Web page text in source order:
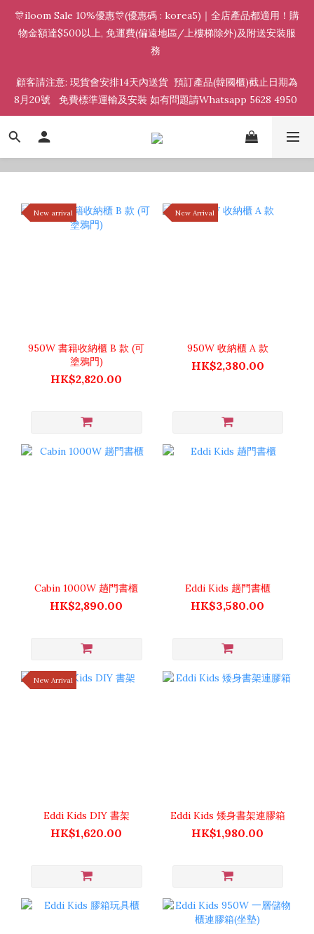
🎊iloom Sale 10%優惠🎊(優惠碼 : korea5)｜全店產品都適用！購
物金額達$500以上, 免運費(偏遠地區/上樓梯除外)及附送安裝服
務
顧客請注意: 現貨會安排14天內送貨  預訂產品(韓國櫃)截止日期為
8月20號   免費標準運輸及安裝 如有問題請Whatsapp 5628 4950
Multi Storage Cabinet
New arrival
950W 書籍收納櫃 B 款 (可
塗鴉門)
HK$2,820.00
New Arrival
950W 收納櫃 A 款
HK$2,380.00
Cabin 1000W 趟門書櫃
HK$2,890.00
Eddi Kids 趟門書櫃
HK$3,580.00
New Arrival
Eddi Kids DIY 書架
HK$1,620.00
Eddi Kids 矮身書架連膠箱
HK$1,980.00